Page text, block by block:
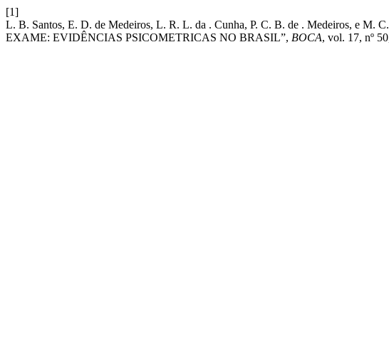
[1]
L. B. Santos, E. D. de Medeiros, L. R. L. da . Cunha, P. C. B. de . Medeiros, e
EXAME: EVIDÊNCIAS PSICOMETRICAS NO BRASIL”, BOCA, vol. 17, nº